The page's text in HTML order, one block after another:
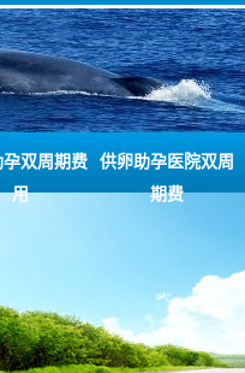
双周期费
用
供卵助孕医院双周
期费